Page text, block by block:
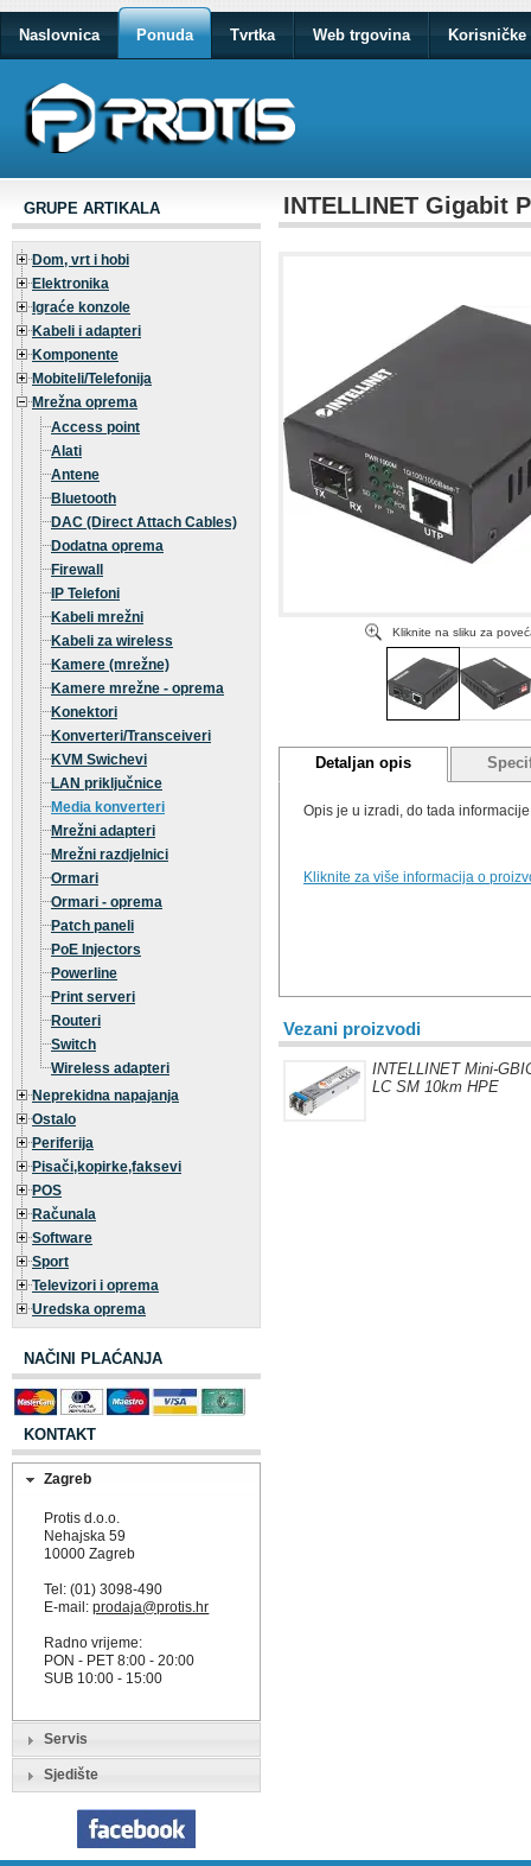
Naslovnica Ponuda Tvrtka Web trgovina Korisničke
GRUPE ARTIKALA
Dom, vrt i hobi
Elektronika
Igraće konzole
Kabeli i adapteri
Komponente
Mobiteli/Telefonija
Mrežna oprema
Access point
Alati
Antene
Bluetooth
DAC (Direct Attach Cables)
Dodatna oprema
Firewall
IP Telefoni
Kabeli mrežni
Kabeli za wireless
Kamere (mrežne)
Kamere mrežne - oprema
Konektori
Konverteri/Transceiveri
KVM Swichevi
LAN priključnice
Media konverteri
Mrežni adapteri
Mrežni razdjelnici
Ormari
Ormari - oprema
Patch paneli
PoE Injectors
Powerline
Print serveri
Routeri
Switch
Wireless adapteri
Neprekidna napajanja
Ostalo
Periferija
Pisači,kopirke,faksevi
POS
Računala
Software
Sport
Televizori i oprema
Uredska oprema
NAČINI PLAĆANJA
KONTAKT
Zagreb
Protis d.o.o.
Nehajska 59
10000 Zagreb
Tel: (01) 3098-490
E-mail:prodaja@protis.hr
Radno vrijeme:
PON - PET 8:00 - 20:00
SUB 10:00 - 15:00
Servis
Sjedište
INTELLINET Gigabit
Kliknite na sliku za
Detaljan opis
Opis je u izradi, do tada
Kliknite za više informacija o
Vezani proizvodi
INTELLINET Mini-
LC SM 10km HPE